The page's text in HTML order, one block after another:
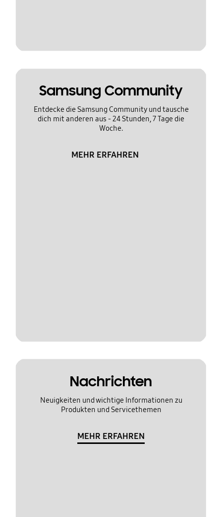
Samsung Community
Entdecke die Samsung Community und tausche
dich mit anderen aus - 24 Stunden, 7 Tage die
Woche.
MEHR ERFAHREN
Nachrichten
Neuigkeiten und wichtige Informationen zu
Produkten und Servicethemen
MEHR ERFAHREN